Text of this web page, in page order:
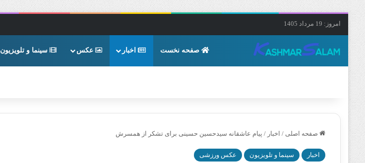
امروز: 19 مرداد 1405
صفحه نخست اخبار عکس سینما و تلویزیون
صفحه اصلی / اخبار / پیام عاشقانه سیدحسین حسینی برای تشکر از همسرش
اخبار سینما و تلویزیون عکس ورزشی